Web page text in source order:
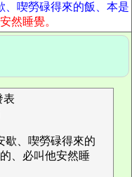
喫勞碌得來的飯、本是
然睡覺。
表
、喫勞碌得來的
、必叫他安然睡